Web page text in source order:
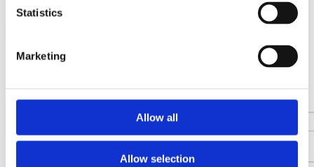
Statistics
Marketing
Allow all
Allow selection
Kontakt Godskesen A/S i dag - Du finder vores kontaktinformation
Pergolaer
Navn